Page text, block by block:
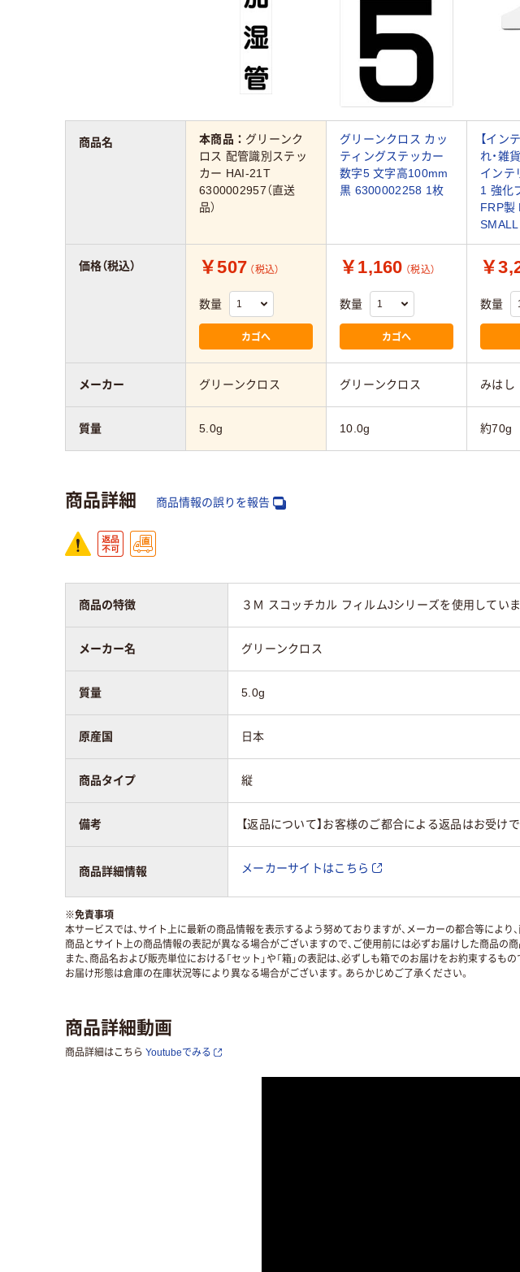
本商品： グリーンク
ロス 配管識別ステッ
カー HAI-21T
6300002957（直送
品）
グリーンクロス カッ
ティングステッカー
数字5 文字高100mm
黒 6300002258 1枚
【イン
れ・雑
インテ
1 強化
FRP製
SMALL
￥507 （税込）
数量
カゴへ
￥1,160 （税込）
数量
カゴへ
￥
数量
グリーンクロス グリーンクロス みはし
5.0g 10.0g 約70g
商品名
価格（税込）
メーカー
質量
商品詳細 商品情報の誤りを報告
商品の特徴 ３Ｍ スコッチカル フィルムJシリーズを使用してい
メーカー名 グリーンクロス
質量 5.0g
原産国 日本
商品タイプ 縦
備考 【返品について】お客様のご都合による返品はお受けで
商品詳細情報 メーカーサイトはこちら
※免責事項
本サービスでは、サイト上に最新の商品情報を表示するよう努めておりますが、メーカーの都合等により
商品とサイト上の商品情報の表記が異なる場合がございますので、ご使用前には必ずお届けした商品の
また、商品名および販売単位における「セット」や「箱」の表記は、必ずしも箱でのお届けをお約束するもの
お届け形態は倉庫の在庫状況等により異なる場合がございます。あらかじめご了承ください。
商品詳細動画
商品詳細はこちら Youtubeでみる